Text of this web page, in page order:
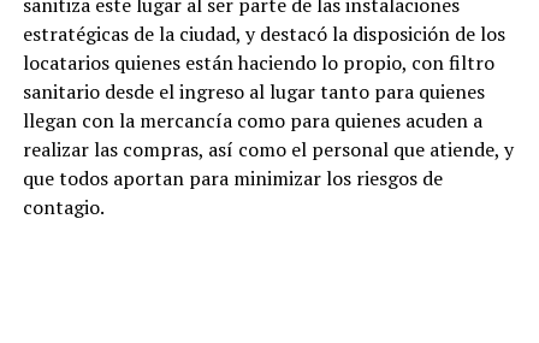
estratégicas de la ciudad, y destacó la disposición de los
locatarios quienes están haciendo lo propio, con filtro
sanitario desde el ingreso al lugar tanto para quienes
llegan con la mercancía como para quienes acuden a
realizar las compras, así como el personal que atiende, y
que todos aportan para minimizar los riesgos de
contagio.